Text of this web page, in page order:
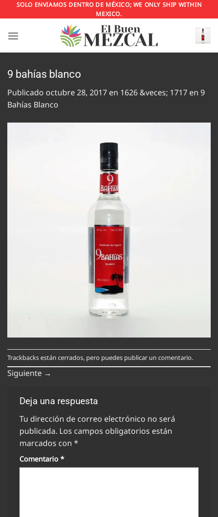
Saltar
al
SOLO ENVIAMOS DENTRO DE MÉXICO; WE ONLY SHIP WITHIN
MEXICO.
9 bahías blanco
Publicado octubre 28, 2017 en 1626 &veces; 1717 en 9
Bahías Blanco
Trackbacks están cerrados, pero puedes publicar un comentario.
Siguiente →
Deja una respuesta
Tu dirección de correo electrónico no será
publicada. Los campos obligatorios están
marcados con *
Comentario *